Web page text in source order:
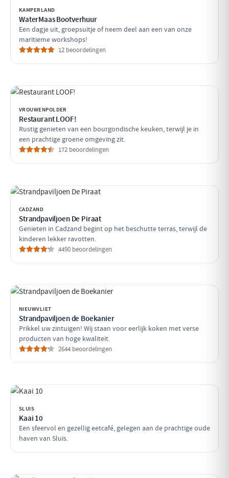
KAMPERLAND
WaterMaas Bootverhuur
Een dagje uit, groepsuitje of neem deel aan een van onze
maritieme workshops!
12 beoordelingen
VROUWENPOLDER
Restaurant LOOF!
Rustig genieten van een bourgondische keuken, terwijl je in
een prachtige groene omgeving zit.
172 beoordelingen
CADZAND
Strandpaviljoen De Piraat
Genieten in Cadzand begint op het beschutte terras, terwijl de
kinderen lekker ravotten.
4490 beoordelingen
NIEUWVLIET
Strandpaviljoen de Boekanier
Prikkel uw zintuigen! Wij staan voor eerlijk koken met verse
producten van hoge kwaliteit.
2644 beoordelingen
SLUIS
Kaai 10
Een sfeervol en gezellig eetcafé, gelegen aan de prachtige oude
haven van Sluis.